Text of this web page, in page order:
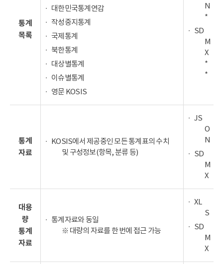
통계
목록
대한민국통계연감
작성중지통계
국제통계
북한통계
대상별통계
이슈별통계
영문 KOSIS
N
*
SD
M
X
*
*
통계
자료
KOSIS에서 제공중인 모든 통계표의 수치
및 구성정보(항목, 분류 등)
JS
O
N
SD
M
X
대용
량
통계
자료
통계자료와 동일
※ 대량의 자료를 한 번에 접근 가능
XL
S
SD
M
X